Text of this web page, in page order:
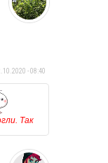
- 08:40
Так